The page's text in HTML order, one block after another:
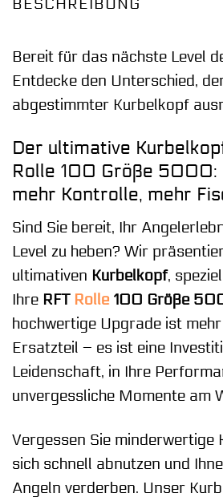
BESCHREIBUNG
Bereit für das nächste Level
Entdecke den Unterschied,
abgestimmter Kurbelkopf
Der ultimative
Rolle 100 Größe 5000:
mehr Kontrolle, mehr
Sind Sie bereit, Ihr
Level zu heben? Wir
ultimativen Kurbelkopf,
Ihre RFT Rolle100 Größe
hochwertige Upgrade ist
Ersatzteil – es ist eine
Leidenschaft, in Ihre
unvergessliche Momente am
Vergessen Sie minderwertige
sich schnell abnutzen und
Angeln verderben. Unser